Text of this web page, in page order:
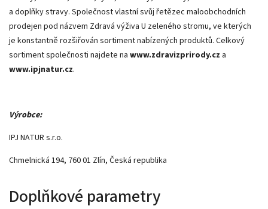
a doplňky stravy. Společnost vlastní svůj řetězec maloobchodních
prodejen pod názvem Zdravá výživa U zeleného stromu, ve kterých
je konstantně rozšiřován sortiment nabízených produktů. Celkový
sortiment společnosti najdete na www.zdravizprirody.cz a
www.ipjnatur.cz.
Výrobce:
IPJ NATUR s.r.o.
Chmelnická 194, 760 01 Zlín, Česká republika
Doplňkové parametry